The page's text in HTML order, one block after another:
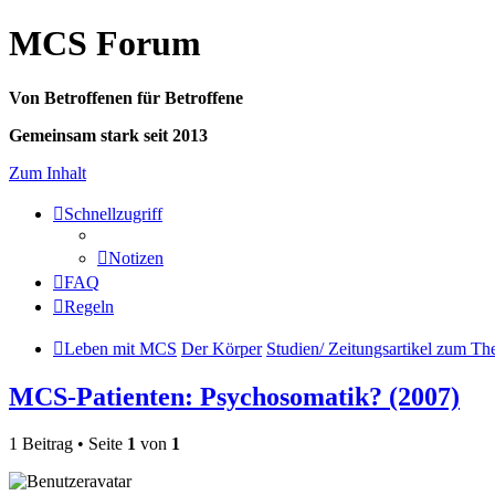
MCS Forum
Von Betroffenen für Betroffene
Gemeinsam stark seit 2013
Zum Inhalt
Schnellzugriff
Notizen
FAQ
Regeln
Leben mit MCS Der Körper Studien/ Zeitungsartikel zum
MCS-Patienten: Psychosomatik? (2007)
1 Beitrag • Seite 1 von 1